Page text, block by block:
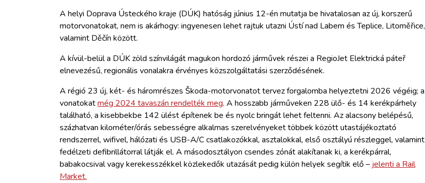
A helyi Doprava Ústeckého kraje (DÚK) hatóság június 12-én mutatja be hivatalosan az új, korszerű
motorvonatokat, nem is akárhogy: ingyenesen lehet rajtuk utazni Ústí nad Labem és Teplice, Litoměřice,
valamint Děčín között.
A kívül-belül a DÚK zöld színvilágát magukon hordozó járművek részei a RegioJet Elektrická páteř
elnevezésű, regionális vonalakra érvényes közszolgáltatási szerződésének.
A régió 23 új, két- és háromrészes Škoda-motorvonatot tervez forgalomba helyeztetni 2026 végéig; a
vonatokatmég 2024 tavaszán rendelték meg. A hosszabb járműveken 228 ülő- és 14 kerékpárhely
található, a kisebbekbe 142 ülést építenek be és nyolc bringát lehet feltenni. Az alacsony belépésű,
százhatvan kilométer/órás sebességre alkalmas szerelvényeket többek között utastájékoztató
rendszerrel, wifivel, hálózati és USB-A/C csatlakozókkal, asztalokkal, első osztályú részleggel, valamint
fedélzeti defibrillátorral látják el. A másodosztályon csendes zónát alakítanak ki, a kerékpárral,
babakocsival vagy kerekesszékkel közlekedők utazását pedig külön helyek segítik elő –jelenti a Rail
Market.